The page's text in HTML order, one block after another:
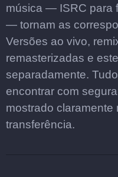
música — ISRC para
— tornam as
Versões ao vivo,
remasterizadas e
separadamente.
encontrar com
mostrado claramente
transferência.